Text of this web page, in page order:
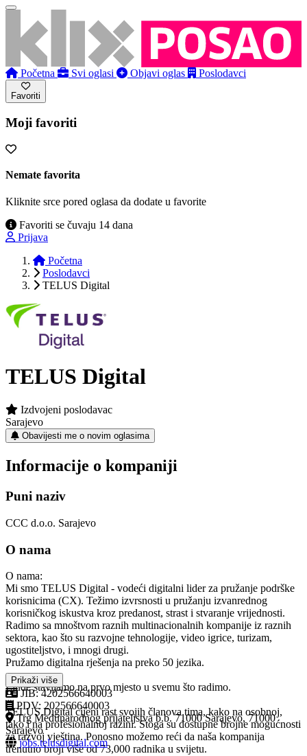
Početna Svi oglasi Objavi oglas Poslodavci
Favoriti
Moji favoriti
Nemate favorita
Kliknite srce pored oglasa da dodate u favorite
Favoriti se čuvaju 14 dana
Prijava
Početna
Poslodavci
TELUS Digital
TELUS Digital
Izdvojeni poslodavac
Sarajevo
Obavijesti me o novim oglasima
Informacije o kompaniji
Puni naziv
CCC d.o.o. Sarajevo
O nama
O nama:
Mi smo TELUS Digital - vodeći digitalni lider za pružanje podrške
korisnicima (CX). Težimo izvrsnosti u pružanju izvanrednog
korisničkog iskustva kroz predanost, strast i stvaranje vrijednosti.
Radimo sa mnoštvom raznih multinacionalnih kompanije iz raznih
sektora, kao što su razvojne tehnologije, video igrice, turizam,
ugostiteljstvo, i mnogi drugi.
Pružamo digitalna rješenja na preko 50 jezika.
Ljude stavljamo na prvo mjesto u svemu što radimo.
TELUS Digital cijeni rast svojih članova tima, kako na osobnoj,
tako i na profesionalnoj razini. Stoga su dostupne brojne mogućnosti
za razvoj vještina. Ponosno možemo reći da naša kompanija
trenutno broji više od 73,000 radnika u svijetu.
Prikaži više
JIB: 4202566640003
PDV: 202566640003
Trg Međunarodnog prijateljstva b.b. 71000 Sarajevo, 71000
Sarajevo
jobs.telusdigital.com